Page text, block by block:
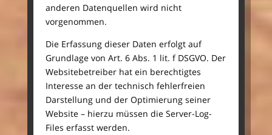
anderen Datenquellen wird nicht
vorgenommen.
Die Erfassung dieser Daten erfolgt auf
Grundlage von Art. 6 Abs. 1 lit. f DSGVO. Der
Websitebetreiber hat ein berechtigtes
Interesse an der technisch fehlerfreien
Darstellung und der Optimierung seiner
Website – hierzu müssen die Server-Log-
Files erfasst werden.